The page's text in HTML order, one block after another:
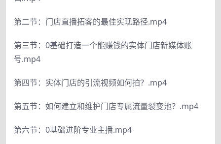
第二节：门店直播拓客的最佳实现路径.mp4
第三节：0基础打造一个能赚钱的实体门店新媒体账
号.mp4
第四节：实体门店的引流视频如何拍？.mp4
第五节：如何建立和维护门店专属流量裂变池？.mp4
第六节：0基础进阶专业主播.mp4